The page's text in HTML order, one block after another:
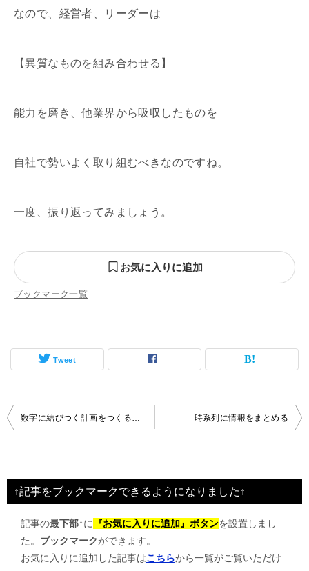
なので、経営者、リーダーは
【異質なものを組み合わせる】
能力を磨き、他業界から吸収したものを
自社で勢いよく取り組むべきなのですね。
一度、振り返ってみましょう。
お気に入りに追加
ブックマーク一覧
Tweet
投
ビ
ゲ
時系列に情報をまとめる
↑記事をブックマークできるようになりました↑
記事の最下部↑に 『お気に入りに追加』ボタンを設置しまし
た。 ブックマークができます。
お気に入りに追加した記事はこちらから一覧がご覧いただけ